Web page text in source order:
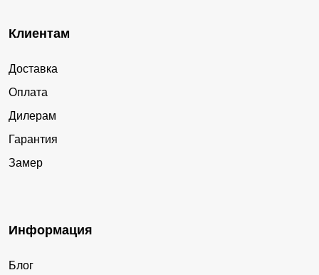
Клиентам
Доставка
Оплата
Дилерам
Гарантия
Замер
Информация
Блог